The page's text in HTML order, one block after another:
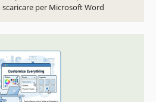
scaricare per Microsoft Word